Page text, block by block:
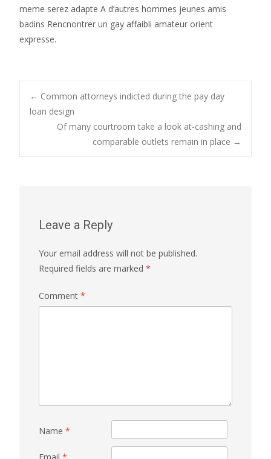
meme serez adapte A d’autres hommes jeunes amis
badins Rencnontrer un gay affaibli amateur orient
expresse.
Post
navigation
← Common attorneys indicted during the pay day
loan design
Of many courtroom take a look at-cashing and
comparable outlets remain in place →
Leave a Reply
Your email address will not be published.
Required fields are marked *
Comment *
Name *